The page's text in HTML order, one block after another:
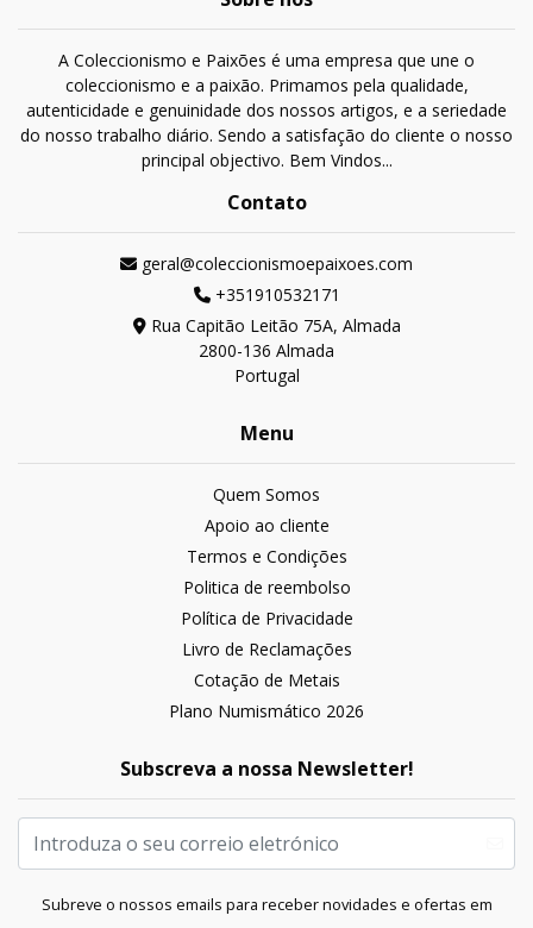
A Coleccionismo e Paixões é uma empresa que une o
coleccionismo e a paixão. Primamos pela qualidade,
autenticidade e genuinidade dos nossos artigos, e a seriedade
do nosso trabalho diário. Sendo a satisfação do cliente o nosso
principal objectivo. Bem Vindos...
Contato
geral@coleccionismoepaixoes.com
+351910532171
Rua Capitão Leitão 75A, Almada
2800-136 Almada
Portugal
Menu
Quem Somos
Apoio ao cliente
Termos e Condições
Politica de reembolso
Política de Privacidade
Livro de Reclamações
Cotação de Metais
Plano Numismático 2026
Subscreva a nossa Newsletter!
Subreve o nossos emails para receber novidades e ofertas em